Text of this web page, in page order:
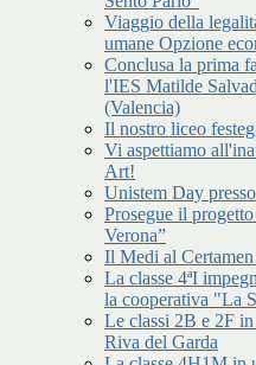
Viaggio della
umane Opzione
Conclusa la prima
l'IES Matilde
(Valencia)
Il nostro liceo
Vi aspettiamo
Art!
Unistem Day
Prosegue il
Verona”
Il Medi al
La classe 4ªI
la cooperativa "La
Le classi 2B e 2F
Riva del Garda